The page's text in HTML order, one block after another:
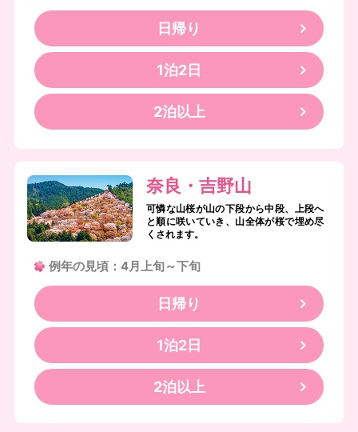
日帰り
1泊2日
2泊以上
奈良・吉野山
可憐な山桜が山の下段から中段、上段へ
と順に咲いていき、山全体が桜で埋め尽
くされます。
例年の見頃：4月上旬～下旬
日帰り
1泊2日
2泊以上